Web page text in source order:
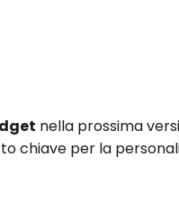
nella prossima
chiave per la